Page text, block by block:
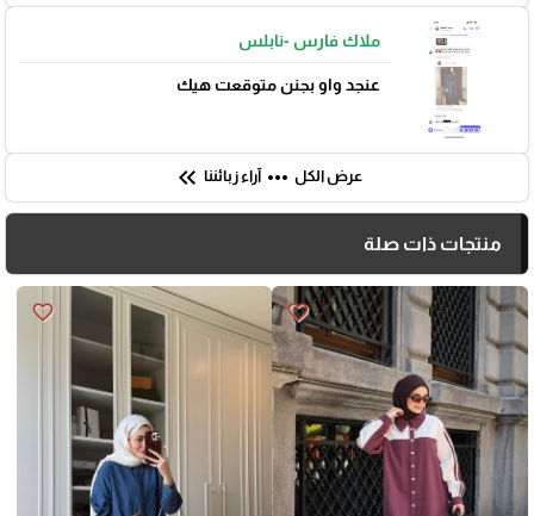
ملاك فارس -نابلس
عنجد واو بجنن متوقعت هيك
عرض الكل more_horiz آراء زبائننا keyboard_double_arrow_left
منتجات ذات صلة
favorite_border
favorite_border